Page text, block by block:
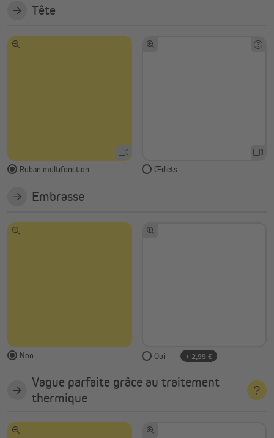
Tête
Ruban multifonction Œillets
Embrasse
Non Oui + 2,99 €
Vague parfaite grâce au traitement
thermique